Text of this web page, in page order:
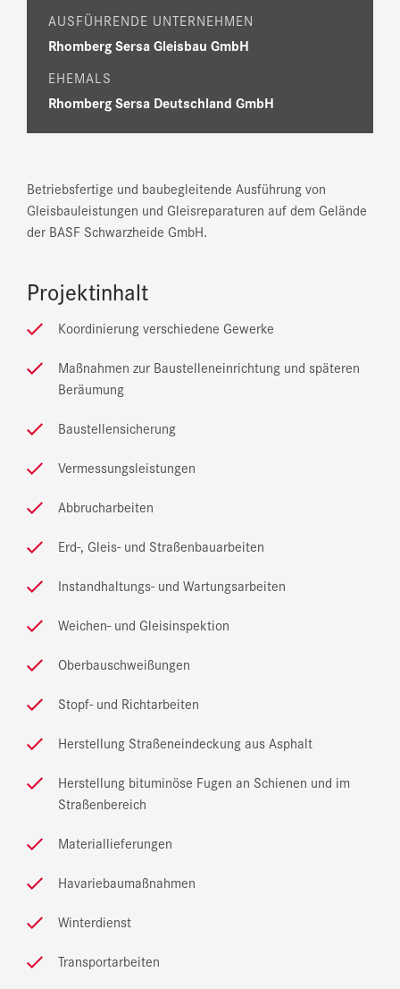
AUSFÜHRENDE UNTERNEHMEN
Rhomberg Sersa Gleisbau GmbH
EHEMALS
Rhomberg Sersa Deutschland GmbH
Betriebsfertige und baubegleitende Ausführung von
Gleisbauleistungen und Gleisreparaturen auf dem Gelände
der BASF Schwarzheide GmbH.
Projektinhalt
Koordinierung verschiedene Gewerke
Maßnahmen zur Baustelleneinrichtung und späteren
Beräumung
Baustellensicherung
Vermessungsleistungen
Abbrucharbeiten
Erd-, Gleis- und Straßenbauarbeiten
Instandhaltungs- und Wartungsarbeiten
Weichen- und Gleisinspektion
Oberbauschweißungen
Stopf- und Richtarbeiten
Herstellung Straßeneindeckung aus Asphalt
Herstellung bituminöse Fugen an Schienen und im
Straßenbereich
Materiallieferungen
Havariebaumaßnahmen
Winterdienst
Transportarbeiten